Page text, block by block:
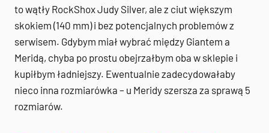
to wątły RockShox Judy Silver, ale z ciut większym
skokiem (140 mm) i bez potencjalnych problemów z
serwisem. Gdybym miał wybrać między Giantem a
Meridą, chyba po prostu obejrzałbym oba w sklepie i
kupiłbym ładniejszy. Ewentualnie zadecydowałaby
nieco inna rozmiarówka – u Meridy szersza za sprawą 5
rozmiarów.